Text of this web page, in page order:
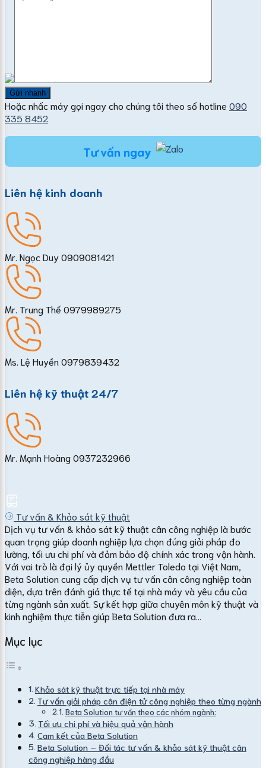
Hoặc nhấc máy gọi ngay cho chúng tôi theo số hotline 090
335 8452
Tư vấn ngay
Liên hệ kinh doanh
Mr. Ngọc Duy0909081421
Mr. Trung Thế 0979989275
Ms. Lệ Huyền 0979839432
Liên hệ kỹ thuật 24/7
Mr. Mạnh Hoàng0937232966
Tư vấn & Khảo sát kỹ thuật
Dịch vụ tư vấn & khảo sát kỹ thuật cân công nghiệp là bước
quan trọng giúp doanh nghiệp lựa chọn đúng giải pháp đo
lường, tối ưu chi phí và đảm bảo độ chính xác trong vận hành.
Với vai trò là đại lý ủy quyền Mettler Toledo tại Việt Nam,
Beta Solution cung cấp dịch vụ tư vấn cân công nghiệp toàn
diện, dựa trên đánh giá thực tế tại nhà máy và yêu cầu của
từng ngành sản xuất. Sự kết hợp giữa chuyên môn kỹ thuật và
kinh nghiệm thực tiễn giúp Beta Solution đưa ra...
Mục lục
Khảo sát kỹ thuật trực tiếp tại nhà máy
Tư vấn giải pháp cân điện tử công nghiệp theo từng ngành
Beta Solution tư vấn theo các nhóm ngành:
Tối ưu chi phí và hiệu quả vận hành
Cam kết của Beta Solution
Beta Solution – Đối tác tư vấn & khảo sát kỹ thuật cân
công nghiệp hàng đầu